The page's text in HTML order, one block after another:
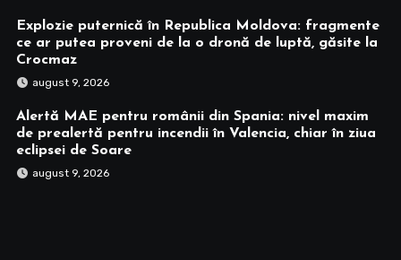
Explozie puternică în Republica Moldova: fragmente
ce ar putea proveni de la o dronă de luptă, găsite la
Crocmaz
august 9, 2026
Alertă MAE pentru românii din Spania: nivel maxim
de prealertă pentru incendii în Valencia, chiar în ziua
eclipsei de Soare
august 9, 2026